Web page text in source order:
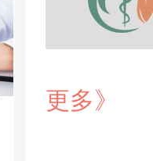
更多》